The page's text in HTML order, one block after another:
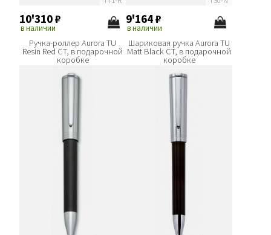
10'310₽
в наличии
Ручка-роллер Aurora TU
Resin Red CT, в подарочной
коробке
9'164₽
в наличии
Шариковая ручка Aurora TU
Matt Black CT, в подарочной
коробке